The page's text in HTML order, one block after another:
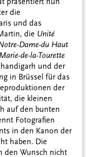
die
und das
die Unité
Dame-du Haut
de-la-Tourette
und der
in Brüssel für das
der
die kleinen
auf den bunten
Fotografien
in den Kanon der
haben. Die
den Wunsch nicht